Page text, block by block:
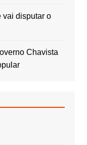
vai disputar o
Chavista